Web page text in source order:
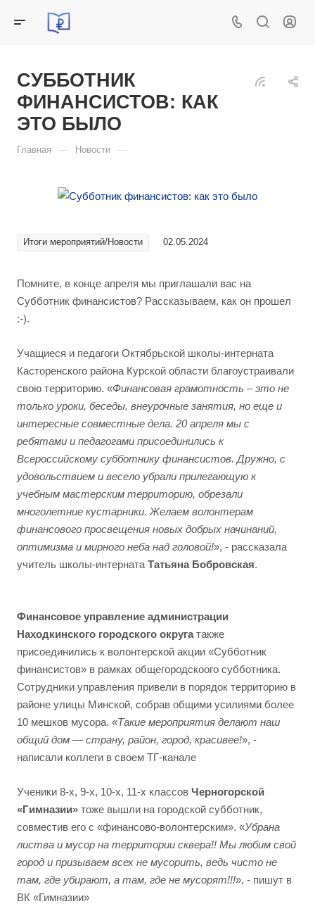
СУББОТНИК
ФИНАНСИСТОВ: КАК
ЭТО БЫЛО
Главная — Новости —
Итоги мероприятий/Новости 02.05.2024
Помните, в конце апреля мы приглашали вас на
Субботник финансистов? Рассказываем, как он прошел
:-).
Учащиеся и педагоги Октябрьской школы-интерната
Касторенского района Курской области благоустраивали
свою территорию. «Финансовая грамотность – это не
только уроки, беседы, внеурочные занятия, но еще и
интересные совместные дела. 20 апреля мы с
ребятами и педагогами присоединились к
Всероссийскому субботнику финансистов. Дружно, с
удовольствием и весело убрали прилегающую к
учебным мастерским территорию, обрезали
многолетние кустарники. Желаем волонтерам
финансового просвещения новых добрых начинаний,
оптимизма и мирного неба над головой!», - рассказала
учитель школы-интерната Татьяна Бобровская.
Финансовое управление администрации
Находкинского городского округатакже
присоединились к волонтерской акции «Субботник
финансистов» в рамках общегородскоого субботника.
Сотрудники управления привели в порядок территорию в
районе улицы Минской, собрав общими усилиями более
10 мешков мусора. «Такие мероприятия делают наш
общий дом — страну, район, город, красивее!», -
написали коллеги в своем ТГ-канале
Ученики 8-х, 9-х, 10-х, 11-х классов Черногорской
«Гимназии» тоже вышли на городской субботник,
совместив его с «финансово-волонтерским». «Убрана
листва и мусор на территории сквера!! Мы любим свой
город и призываем всех не мусорить, ведь чисто не
там, где убирают, а там, где не мусорят!!!», - пишут в
ВК «Гимназии»